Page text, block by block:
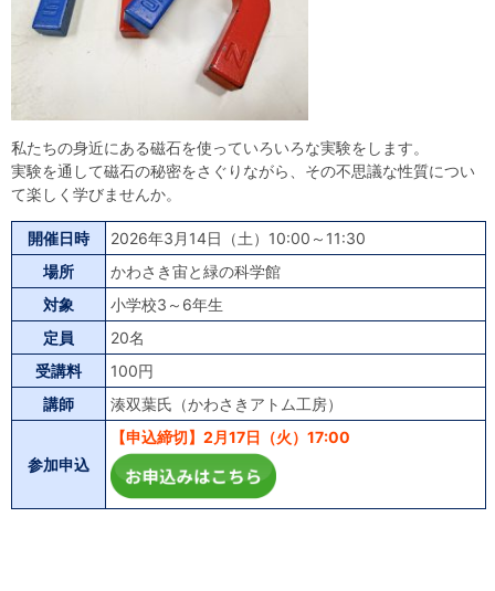
学校団体
幼稚園・保育園団体
一般団体
かわさき星空ウォッチング
出前科学実験教室
プラネタリウム一般団体貸切利用「星空自由空間」
科学館概要
計画・年報・評価・議事録
研究の紹介
川崎市自然環境調査報告
図録
紀要
年報
出版物
生田緑地の植物
お問い合わせ
よくある質問
日本語 English
私たちの身近にある磁石を使っていろいろな実験をします。
実験を通して磁石の秘密をさぐりながら、その不思議な性質につい
て楽しく学びませんか。
開催日時
2026年3月14日（土）10:00～11:30
場所
かわさき宙と緑の科学館
対象
小学校3～6年生
定員
20名
受講料
100円
講師
湊双葉氏（かわさきアトム工房）
参加申込
【申込締切】2月17日（火）17:00